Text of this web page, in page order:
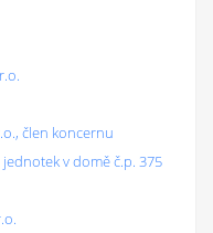
člen koncernu
v domě č.p. 375